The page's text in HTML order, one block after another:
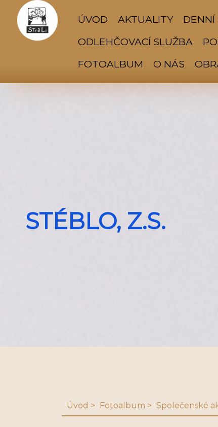
ÚVOD AKTUALITY DENNÍ
ODLEHČOVACÍ SLUŽBA
FOTOALBUM
O NÁS
STÉBLO, Z.S.
Úvod Fotoalbum Společenské